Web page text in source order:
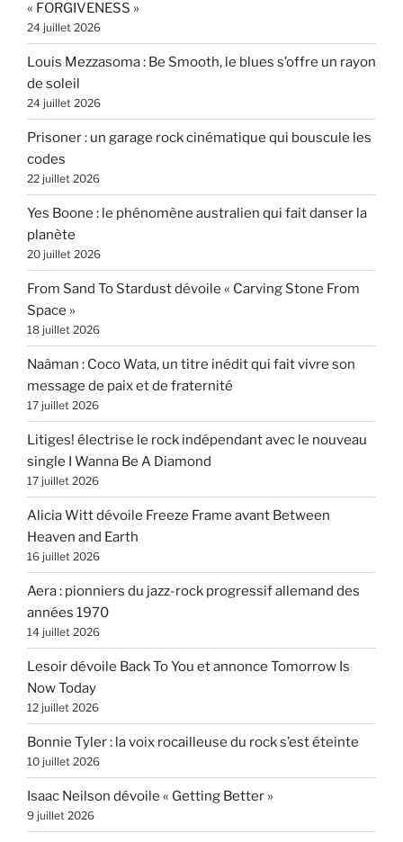
« FORGIVENESS »
24 juillet 2026
Louis Mezzasoma : Be Smooth, le blues s’offre un rayon
de soleil
24 juillet 2026
Prisoner : un garage rock cinématique qui bouscule les
codes
22 juillet 2026
Yes Boone : le phénomène australien qui fait danser la
planète
20 juillet 2026
From Sand To Stardust dévoile « Carving Stone From
Space »
18 juillet 2026
Naâman : Coco Wata, un titre inédit qui fait vivre son
message de paix et de fraternité
17 juillet 2026
Litiges! électrise le rock indépendant avec le nouveau
single I Wanna Be A Diamond
17 juillet 2026
Alicia Witt dévoile Freeze Frame avant Between
Heaven and Earth
16 juillet 2026
Aera : pionniers du jazz-rock progressif allemand des
années 1970
14 juillet 2026
Lesoir dévoile Back To You et annonce Tomorrow Is
Now Today
12 juillet 2026
Bonnie Tyler : la voix rocailleuse du rock s’est éteinte
10 juillet 2026
Isaac Neilson dévoile « Getting Better »
9 juillet 2026